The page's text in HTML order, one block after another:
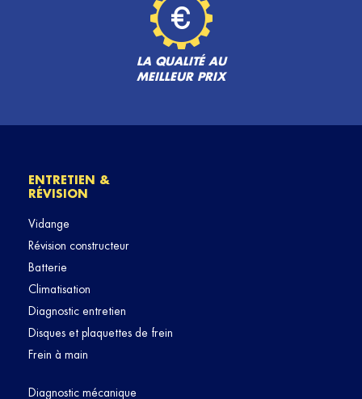
LA QUALITÉ AU
MEILLEUR PRIX
ENTRETIEN &
RÉVISION
Vidange
Révision constructeur
Batterie
Climatisation
Diagnostic entretien
Disques et plaquettes de frein
Frein à main
Diagnostic mécanique